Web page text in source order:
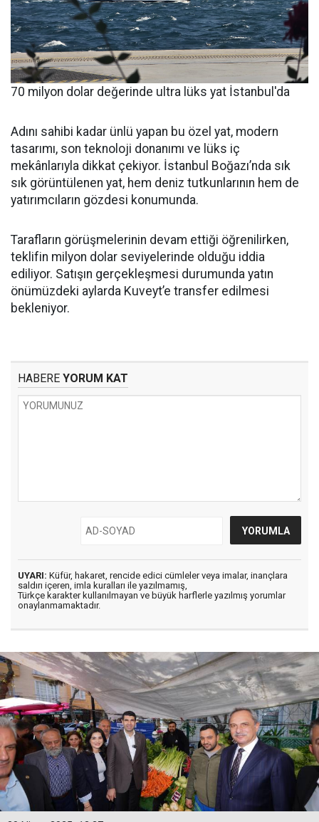
70 milyon dolar değerinde ultra lüks yat İstanbul'da
Adını sahibi kadar ünlü yapan bu özel yat, modern
tasarımı, son teknoloji donanımı ve lüks iç
mekânlarıyla dikkat çekiyor. İstanbul Boğazı’nda sık
sık görüntülenen yat, hem deniz tutkunlarının hem de
yatırımcıların gözdesi konumunda.
Tarafların görüşmelerinin devam ettiği öğrenilirken,
teklifin milyon dolar seviyelerinde olduğu iddia
ediliyor. Satışın gerçekleşmesi durumunda yatın
önümüzdeki aylarda Kuveyt’e transfer edilmesi
bekleniyor.
HABERE YORUM KAT
UYARI: Küfür, hakaret, rencide edici cümleler veya imalar, inançlara
saldırı içeren, imla kuralları ile yazılmamış,
Türkçe karakter kullanılmayan ve büyük harflerle yazılmış yorumlar
onaylanmamaktadır.